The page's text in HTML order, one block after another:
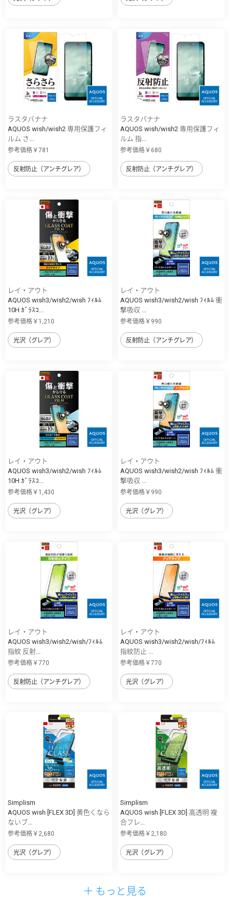
ラスタバナナ
AQUOS wish/wish2 専用保護フィ
ルム さ...
参考価格￥781
反射防止（アンチグレア）
ラスタバナナ
AQUOS wish/wish2 専用保護フィ
ルム 指...
参考価格￥680
反射防止（アンチグレア）
レイ・アウト
AQUOS wish3/wish2/wish ﾌｨﾙﾑ
10H ｶﾞﾗｽｺ...
参考価格￥1,210
光沢（グレア）
レイ・アウト
AQUOS wish3/wish2/wish ﾌｨﾙﾑ 衝
撃吸収 ...
参考価格￥990
反射防止（アンチグレア）
レイ・アウト
AQUOS wish3/wish2/wish ﾌｨﾙﾑ
10H ｶﾞﾗｽｺ...
参考価格￥1,430
光沢（グレア）
レイ・アウト
AQUOS wish3/wish2/wish ﾌｨﾙﾑ 衝
撃吸収 ...
参考価格￥990
光沢（グレア）
レイ・アウト
AQUOS wish3/wish2/wish/ﾌｨﾙﾑ
指紋 反射...
参考価格￥770
反射防止（アンチグレア）
レイ・アウト
AQUOS wish3/wish2/wish/ﾌｨﾙﾑ
指紋防止 ...
参考価格￥770
光沢（グレア）
Simplism
AQUOS wish [FLEX 3D] 黄色くなら
ないブ...
参考価格￥2,680
光沢（グレア）
Simplism
AQUOS wish [FLEX 3D] 高透明 複
合フレ...
参考価格￥2,180
光沢（グレア）
＋ もっと見る